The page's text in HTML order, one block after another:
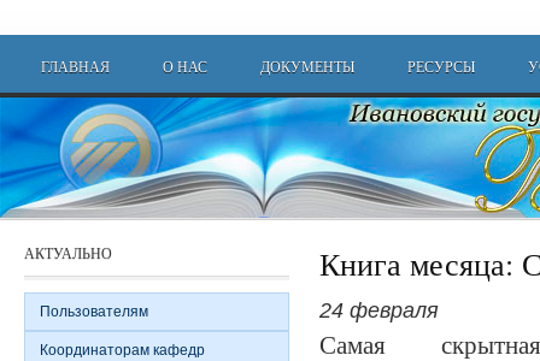
Main menu
ГЛАВНАЯ О НАС ДОКУМЕНТЫ РЕСУРСЫ
Книга месяца:
24 февраля
Самая
АКТУАЛЬНО
Пользователям
Координаторам кафедр